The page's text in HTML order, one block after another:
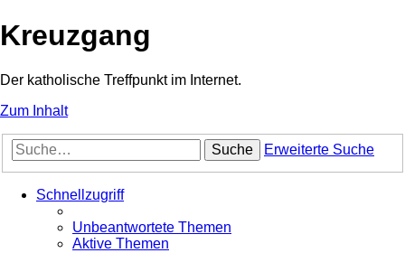
Kreuzgang
Der katholische Treffpunkt im Internet.
Zum Inhalt
Suche Erweiterte Suche
Schnellzugriff
Unbeantwortete Themen
Aktive Themen